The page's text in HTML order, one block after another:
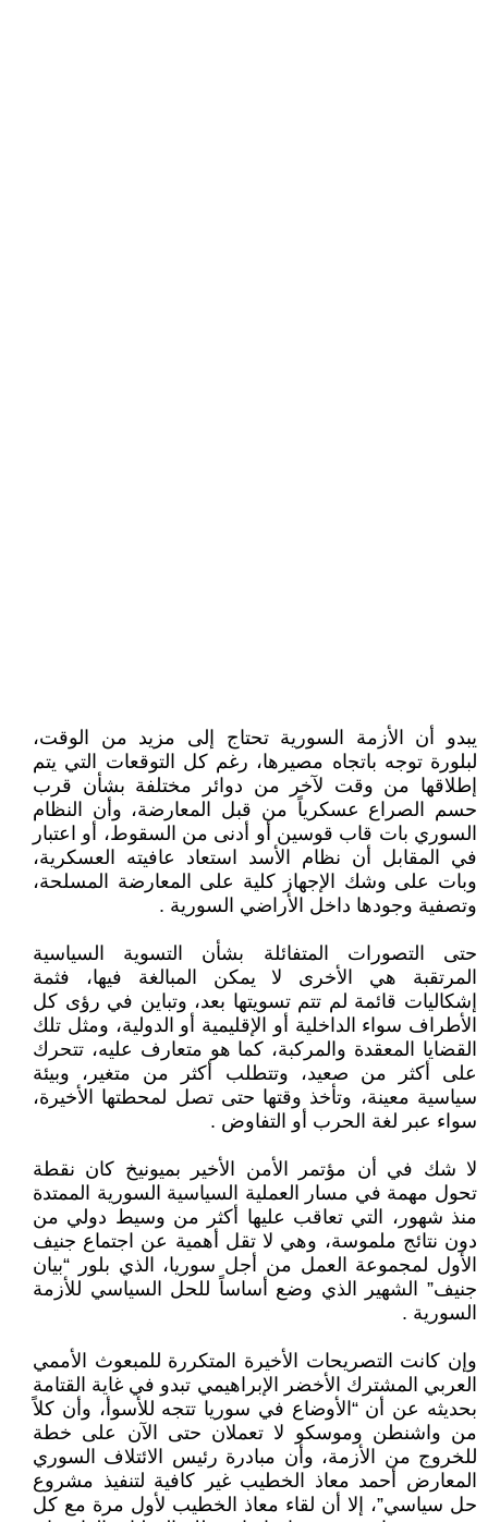
يبدو أن الأزمة السورية تحتاج إلى مزيد من الوقت،
لبلورة توجه باتجاه مصيرها، رغم كل التوقعات التي يتم
إطلاقها من وقت لآخر من دوائر مختلفة بشأن قرب
حسم الصراع عسكرياً من قبل المعارضة، وأن النظام
السوري بات قاب قوسين أو أدنى من السقوط، أو اعتبار
في المقابل أن نظام الأسد استعاد عافيته العسكرية،
وبات على وشك الإجهاز كلية على المعارضة المسلحة،
وتصفية وجودها داخل الأراضي السورية .
حتى التصورات المتفائلة بشأن التسوية السياسية
المرتقبة هي الأخرى لا يمكن المبالغة فيها، فثمة
إشكاليات قائمة لم تتم تسويتها بعد، وتباين في رؤى كل
الأطراف سواء الداخلية أو الإقليمية أو الدولية، ومثل تلك
القضايا المعقدة والمركبة، كما هو متعارف عليه، تتحرك
على أكثر من صعيد، وتتطلب أكثر من متغير، وبيئة
سياسية معينة، وتأخذ وقتها حتى تصل لمحطتها الأخيرة،
سواء عبر لغة الحرب أو التفاوض .
لا شك في أن مؤتمر الأمن الأخير بميونيخ كان نقطة
تحول مهمة في مسار العملية السياسية السورية الممتدة
منذ شهور، التي تعاقب عليها أكثر من وسيط دولي من
دون نتائج ملموسة، وهي لا تقل أهمية عن اجتماع جنيف
الأول لمجموعة العمل من أجل سوريا، الذي بلور “بيان
جنيف” الشهير الذي وضع أساساً للحل السياسي للأزمة
السورية .
وإن كانت التصريحات الأخيرة المتكررة للمبعوث الأممي
العربي المشترك الأخضر الإبراهيمي تبدو في غاية القتامة
بحديثه عن أن “الأوضاع في سوريا تتجه للأسوأ، وأن كلاً
من واشنطن وموسكو لا تعملان حتى الآن على خطة
للخروج من الأزمة، وأن مبادرة رئيس الائتلاف السوري
المعارض أحمد معاذ الخطيب غير كافية لتنفيذ مشروع
حل سياسي”، إلا أن لقاء معاذ الخطيب لأول مرة مع كل